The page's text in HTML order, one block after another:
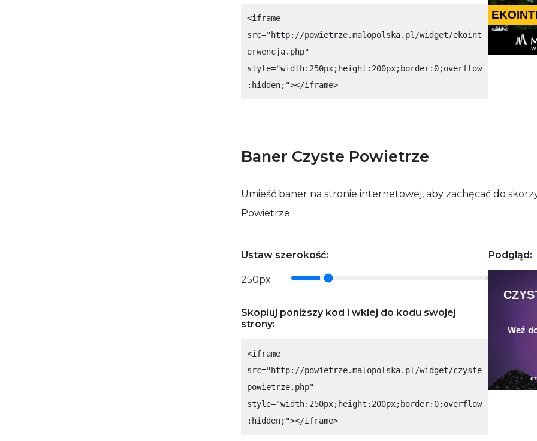
<iframe
src="http://powietrze.malopolska.pl/widget/ekoint
erwencja.php"
style="width:250px;height:200px;border:0;overflow
:hidden;"></iframe>
Baner Czyste Powietrze
Umieść baner na stronie internetowej, aby zachęcać do
Powietrze.
Ustaw szerokość:
250px
Skopiuj poniższy kod i wklej do kodu swojej
strony:
<iframe
src="http://powietrze.malopolska.pl/widget/czyste
powietrze.php"
style="width:250px;height:200px;border:0;overflow
:hidden;"></iframe>
Podgląd: